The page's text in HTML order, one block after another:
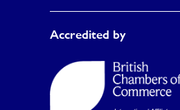
Accredited by